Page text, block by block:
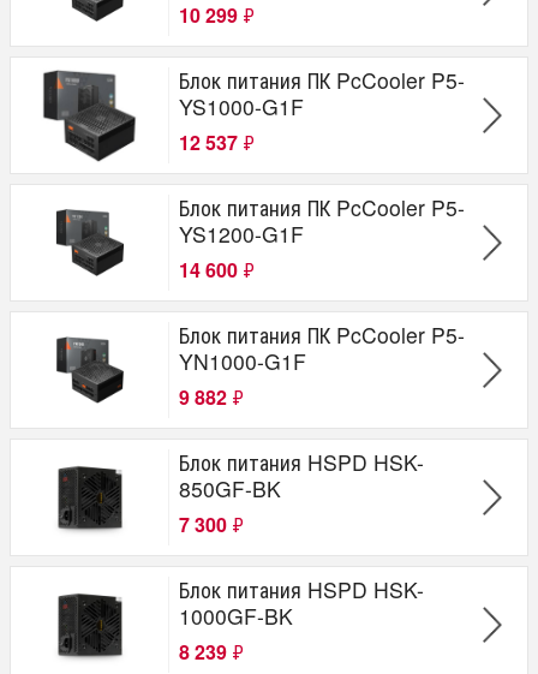
10 299 ₽
Блок питания ПК PcCooler P5-
YS1000-G1F
12 537 ₽
Блок питания ПК PcCooler P5-
YS1200-G1F
14 600 ₽
Блок питания ПК PcCooler P5-
YN1000-G1F
9 882 ₽
Блок питания HSPD HSK-
850GF-BK
7 300 ₽
Блок питания HSPD HSK-
1000GF-BK
8 239 ₽